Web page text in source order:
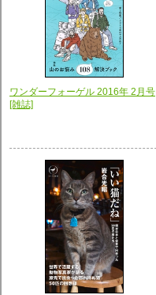
ワンダーフォーゲル 2016年 2月号
[雑誌]